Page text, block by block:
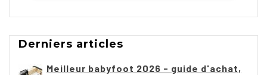
Derniers articles
Meilleur babyfoot 2026 - guide d'achat,